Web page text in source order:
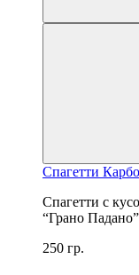
Спагетти
Спагетти с
“Грано
250 гр.